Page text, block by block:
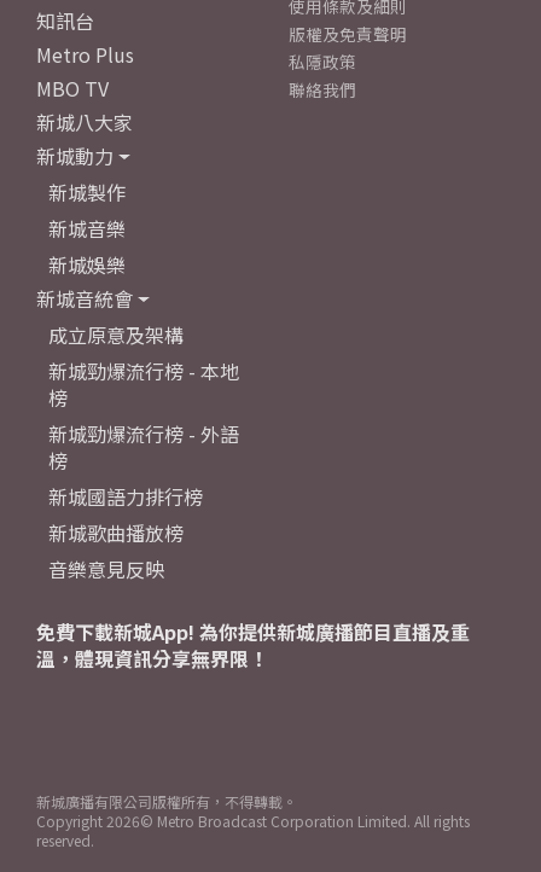
知訊台
Metro Plus
MBO TV
新城八大家
新城動力
新城製作
新城音樂
新城娛樂
新城音統會
成立原意及架構
新城勁爆流行榜 - 本地
榜
新城勁爆流行榜 - 外語
榜
新城國語力排行榜
新城歌曲播放榜
音樂意見反映
使用條款及細則
版權及免責聲明
私隱政策
聯絡我們
免費下載新城App! 為你提供新城廣播節目直播及重
溫，體現資訊分享無界限！
新城廣播有限公司版權所有，不得轉載。
Copyright 2026© Metro Broadcast Corporation Limited. All rights
reserved.